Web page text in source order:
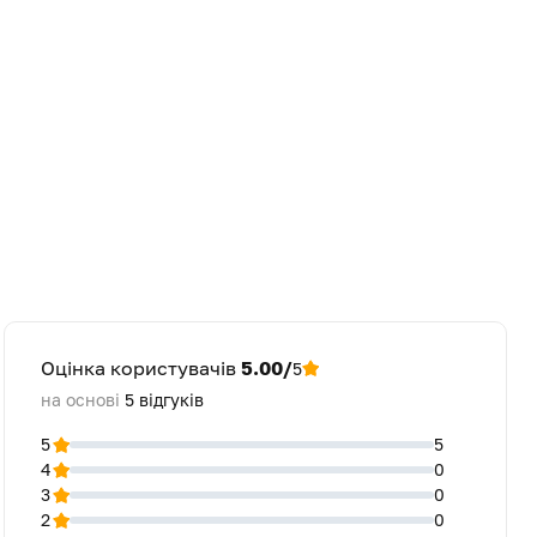
Оцінка користувачів 5.00/5
на основі 5 відгуків
5
5
4
0
3
0
2
0